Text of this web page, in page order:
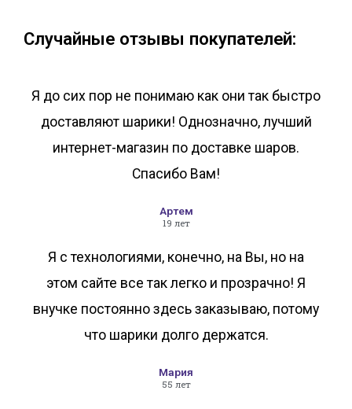
Случайные отзывы покупателей:
Я до сих пор не понимаю как они так быстро
доставляют шарики! Однозначно, лучший
интернет-магазин по доставке шаров.
Спасибо Вам!
Артем
19 лет
Я с технологиями, конечно, на Вы, но на
этом сайте все так легко и прозрачно! Я
внучке постоянно здесь заказываю, потому
что шарики долго держатся.
Мария
55 лет